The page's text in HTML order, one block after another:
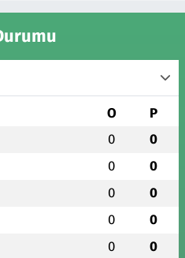
O P
0 0
0 0
0 0
0 0
0 0